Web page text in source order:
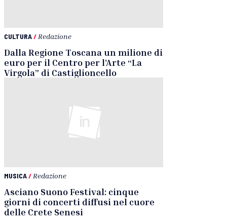
CULTURA/ Redazione
Dalla Regione Toscana un milione di
euro per il Centro per l’Arte “La
Virgola” di Castiglioncello
MUSICA/ Redazione
Asciano Suono Festival: cinque
giorni di concerti diffusi nel cuore
delle Crete Senesi